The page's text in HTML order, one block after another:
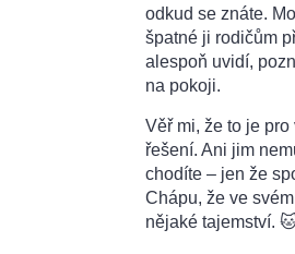
odkud se znáte.
špatné ji rodičům
alespoň uvidí,
na pokoji.
Věř mi, že to je
řešení. Ani jim
chodíte – jen že
Chápu, že ve
nějaké tajemství.